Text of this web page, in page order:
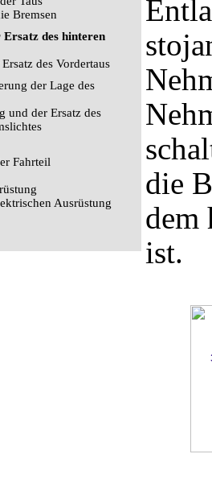
Bremsen
Ersatz des hinteren
des Vordertaus
der Lage des
und der Ersatz des
Fahrteil
Ausrüstung
die
dem
ist.